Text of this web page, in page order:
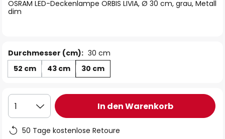
OSRAM LED-Deckenlampe ORBIS LIVIA, Ø 30 cm, grau, Metall
dim
Durchmesser (cm): 30 cm
52 cm
43 cm 30 cm
1 In den Warenkorb
50 Tage kostenlose Retoure